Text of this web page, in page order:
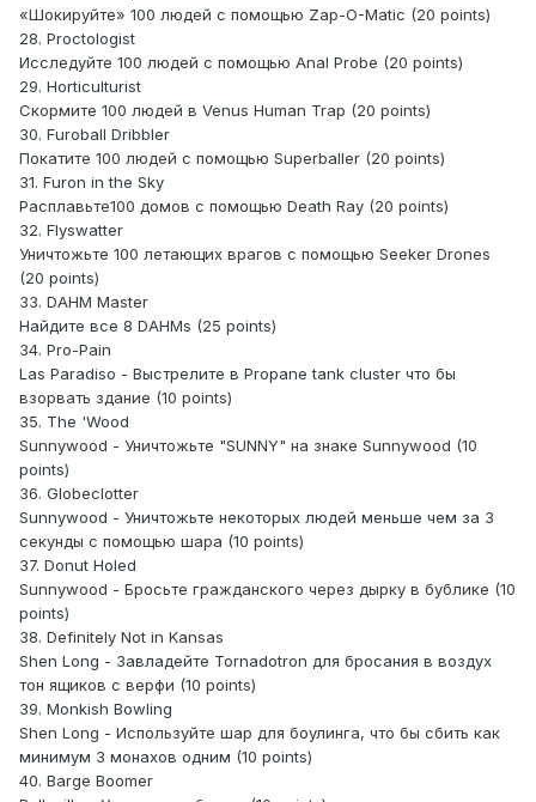
«Шокируйте» 100 людей с помощью Zap-O-Matic (20 points)
28. Proctologist
Исследуйте 100 людей с помощью Anal Probe (20 points)
29. Horticulturist
Скормите 100 людей в Venus Human Trap (20 points)
30. Furoball Dribbler
Покатите 100 людей с помощью Superballer (20 points)
31. Furon in the Sky
Расплавьте100 домов с помощью Death Ray (20 points)
32. Flyswatter
Уничтожьте 100 летающих врагов с помощью Seeker Drones
(20 points)
33. DAHM Master
Найдите все 8 DAHMs (25 points)
34. Pro-Pain
Las Paradiso - Выстрелите в Propane tank cluster что бы
взорвать здание (10 points)
35. The 'Wood
Sunnywood - Уничтожьте "SUNNY" на знаке Sunnywood (10
points)
36. Globeclotter
Sunnywood - Уничтожьте некоторых людей меньше чем за 3
секунды с помощью шара (10 points)
37. Donut Holed
Sunnywood - Бросьте гражданского через дырку в бублике (10
points)
38. Definitely Not in Kansas
Shen Long - Завладейте Tornadotron для бросания в воздух
тон ящиков с верфи (10 points)
39. Monkish Bowling
Shen Long - Используйте шар для боулинга, что бы сбить как
минимум 3 монахов одним (10 points)
40. Barge Boomer